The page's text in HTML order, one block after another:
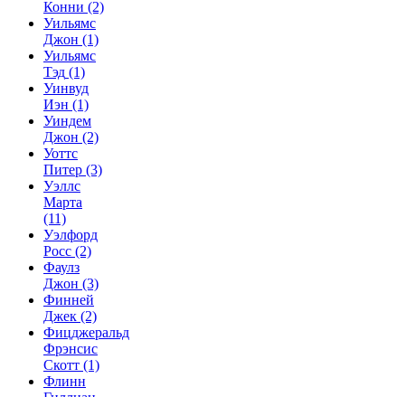
Конни (2)
Уильямс
Джон (1)
Уильямс
Тэд (1)
Уинвуд
Иэн (1)
Уиндем
Джон (2)
Уоттс
Питер (3)
Уэллс
Марта
(11)
Уэлфорд
Росс (2)
Фаулз
Джон (3)
Финней
Джек (2)
Фицджеральд
Фрэнсис
Скотт (1)
Флинн